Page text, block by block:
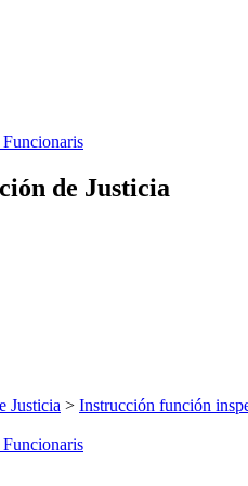
de Justicia
Justicia > Instrucción función